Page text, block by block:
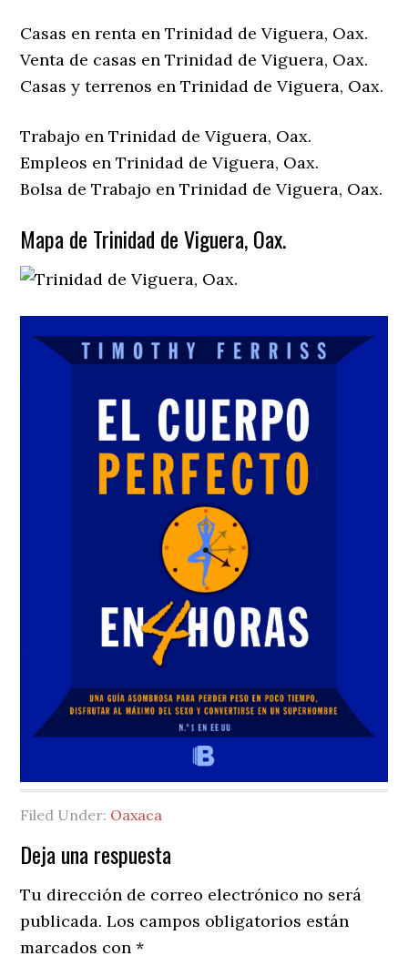
Casas en renta en Trinidad de Viguera, Oax.
Venta de casas en Trinidad de Viguera, Oax.
Casas y terrenos en Trinidad de Viguera, Oax.
Trabajo en Trinidad de Viguera, Oax.
Empleos en Trinidad de Viguera, Oax.
Bolsa de Trabajo en Trinidad de Viguera, Oax.
Mapa de Trinidad de Viguera, Oax.
Filed Under: Oaxaca
Reader
Interactions
Deja una respuesta
Tu dirección de correo electrónico no será
publicada. Los campos obligatorios están
marcados con*